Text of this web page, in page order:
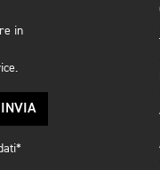
in
INVIA